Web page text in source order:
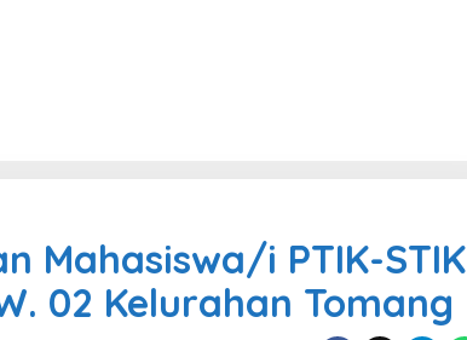
Mahasiswa/i PTIK-STIK
02 Kelurahan Tomang